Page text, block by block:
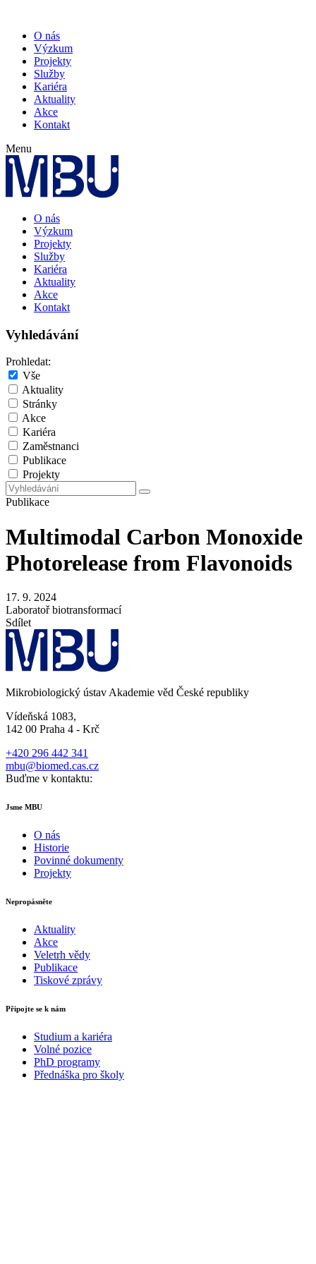
O nás
Výzkum
Projekty
Služby
Kariéra
Aktuality
Akce
Kontakt
Menu
O nás
Výzkum
Projekty
Služby
Kariéra
Aktuality
Akce
Kontakt
Vyhledávání
Prohledat:
Vše
Aktuality
Stránky
Akce
Kariéra
Zaměstnanci
Publikace
Projekty
Publikace
Multimodal Carbon Monoxide
Photorelease from Flavonoids
17. 9. 2024
Laboratoř biotransformací
Sdílet
Mikrobiologický ústav Akademie věd České republiky
Vídeňská 1083,
142 00 Praha 4 - Krč
+420 296 442 341
mbu@biomed.cas.cz
Buďme v kontaktu:
Jsme MBU
O nás
Historie
Povinné dokumenty
Projekty
Nepropásněte
Aktuality
Akce
Veletrh vědy
Publikace
Tiskové zprávy
Připojte se k nám
Studium a kariéra
Volné pozice
PhD programy
Přednáška pro školy